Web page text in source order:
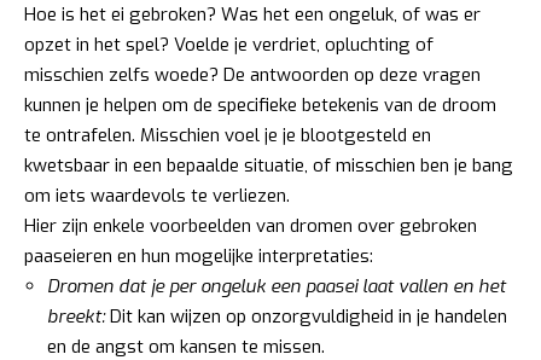
Hoe is het ei gebroken? Was het een ongeluk, of was er
opzet in het spel? Voelde je verdriet, opluchting of
misschien zelfs woede? De antwoorden op deze vragen
kunnen je helpen om de specifieke betekenis van de droom
te ontrafelen. Misschien voel je je blootgesteld en
kwetsbaar in een bepaalde situatie, of misschien ben je bang
om iets waardevols te verliezen.
Hier zijn enkele voorbeelden van dromen over gebroken
paaseieren en hun mogelijke interpretaties:
Dromen dat je per ongeluk een paasei laat vallen en het
breekt:Dit kan wijzen op onzorgvuldigheid in je handelen
en de angst om kansen te missen.